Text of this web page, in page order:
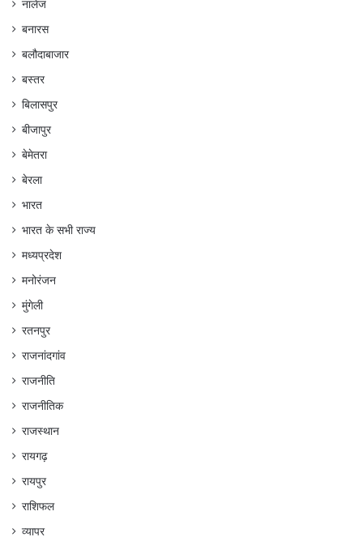
नालेज
बनारस
बलौदाबाजार
बस्तर
बिलासपुर
बीजापुर
बेमेतरा
बेरला
भारत
भारत के सभी राज्य
मध्यप्रदेश
मनोरंजन
मुंगेली
रतनपुर
राजनांदगांव
राजनीति
राजनीतिक
राजस्थान
रायगढ़
रायपुर
राशिफल
व्यापर